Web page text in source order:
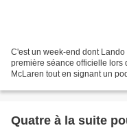
C'est un week-end dont
première séance officielle lors
McLaren tout en signant un
Quatre à la suite